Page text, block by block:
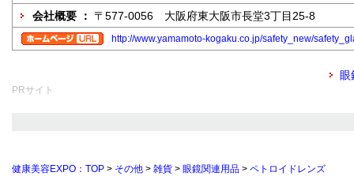
会社概要 ： 〒577-0056 大阪府東大阪市長堂3丁目25-8
http://www.yamamoto-kogaku.co.jp/safety_new/
眼
PRサイト
健康美容EXPO：TOP > その他 > 雑貨 > 眼鏡関連用品 > ペトロイドレンズ